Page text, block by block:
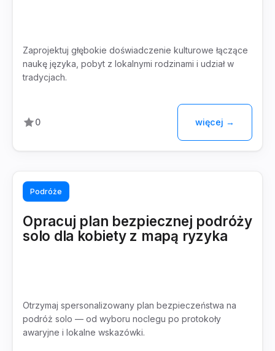
Zaprojektuj głębokie doświadczenie kulturowe łączące
naukę języka, pobyt z lokalnymi rodzinami i udział w
tradycjach.
0 więcej →
Podróże
Opracuj plan bezpiecznej podróży
solo dla kobiety z mapą ryzyka
Otrzymaj spersonalizowany plan bezpieczeństwa na
podróż solo — od wyboru noclegu po protokoły
awaryjne i lokalne wskazówki.